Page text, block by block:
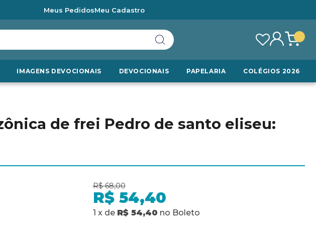
Meus PedidosMeu Cadastro
IMAGENS DEVOCIONAIS DEVOCIONAIS PAPELARIA COLÉGIOS 2026
de frei Pedro de santo eliseu:
R$ 68,00
R$ 54,40
1 x de R$ 54,40 no Boleto